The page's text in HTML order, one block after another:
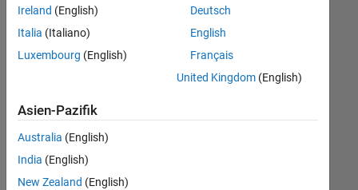
oder
alle
Stellenangebote
anzeigen .
noch
keine
offenen
Stellen
Ireland (English)
Italia (Italiano)
Luxembourg (English)
Deutsch
English
Français
United Kingdom(English)
Asien-Pazifik
Australia (English)
India (English)
New Zealand (English)